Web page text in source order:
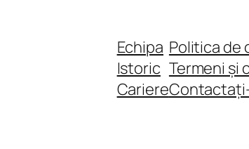
Echipa
Istoric
Cariere
Politica
Termeni și